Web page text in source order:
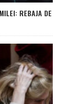
REBAJA DE